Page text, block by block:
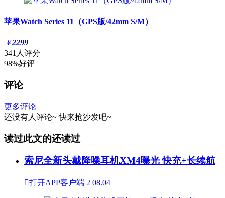
苹果Watch Series 11（GPS版/42mm S/M）
￥2299
341人评分
98%好评
评论
更多评论
还没有人评论~ 快来抢沙发吧~
读过此文的还读过
索尼全新头戴降噪耳机XM4曝光 快充+长续航
打开APP客户端 2 08.04